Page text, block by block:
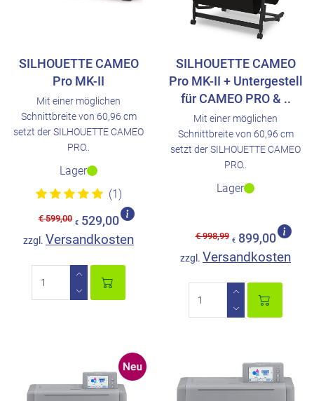
SILHOUETTE CAMEO
Pro MK-II
Mit einer möglichen
Schnittbreite von 60,96 cm
setzt der SILHOUETTE CAMEO
PRO..
Lager
(1)
€ 599,00 € 529,00
zzgl. Versandkosten
SILHOUETTE CAMEO
Pro MK-II + Untergestell
für CAMEO PRO & ..
Mit einer möglichen
Schnittbreite von 60,96 cm
setzt der SILHOUETTE CAMEO
PRO..
Lager
€ 998,99 € 899,00
zzgl. Versandkosten